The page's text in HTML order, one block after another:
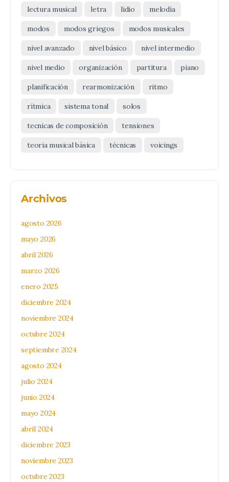
lectura musical letra lidio melodía
modos modos griegos modos musicales
nivel avanzado nivel básico nivel intermedio
nivel medio organización partitura piano
planificación rearmonización ritmo
rítmica sistema tonal solos
tecnicas de composición tensiones
teoria musical básica técnicas voicings
Archivos
agosto 2026
mayo 2026
abril 2026
marzo 2026
enero 2025
diciembre 2024
noviembre 2024
octubre 2024
septiembre 2024
agosto 2024
julio 2024
junio 2024
mayo 2024
abril 2024
diciembre 2023
noviembre 2023
octubre 2023